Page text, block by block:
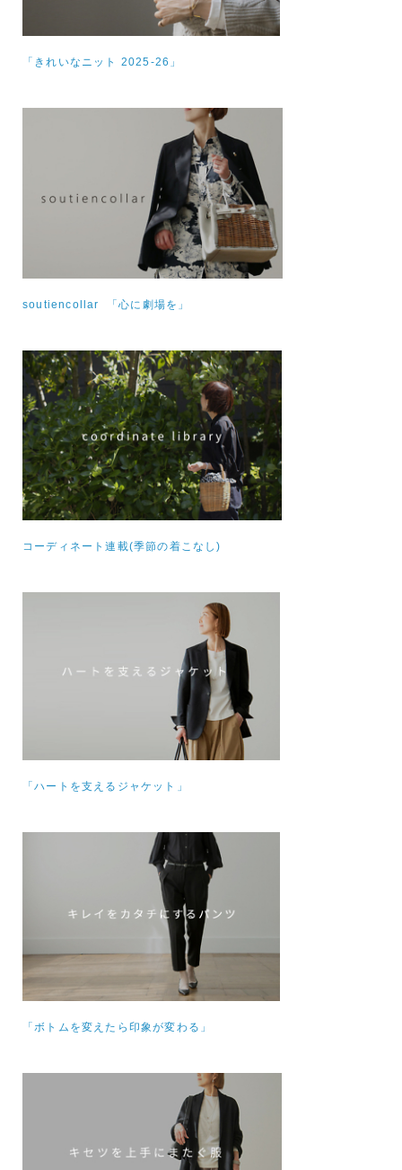
「きれいなニット 2025-26」
soutiencollar 「心に劇場を」
コーディネート連載(季節の着こなし)
「ハートを支えるジャケット」
「ボトムを変えたら印象が変わる」